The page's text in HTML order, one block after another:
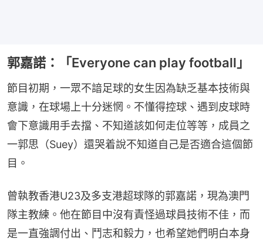
郭嘉諾：「Everyone can play football」
節目初期，一眾不諳足球的女生因為缺乏基本技術與
意識，在球場上十分迷惘。不懂得控球、遇到皮球時
會下意識用手去擋、不知道該如何走位等等，成員之
一郭思（Suey）還哭着說不知道自己是否適合這個節
目。
曾執教香港U23及多支港超球隊的郭嘉諾，現為澳門
隊主教練。他在節目中沒有責怪過球員技術不佳，而
是一直強調付出、鬥志和毅力，也希望她們明白本身